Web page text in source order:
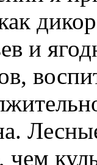
и
чем